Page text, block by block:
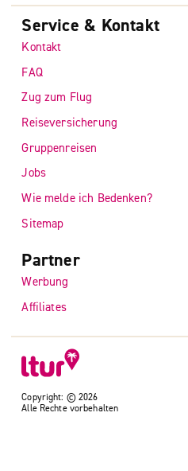
Copyright: © 2026
Alle Rechte vorbehalten
Service & Kontakt
Kontakt
FAQ
Zug zum Flug
Reiseversicherung
Gruppenreisen
Jobs
Wie melde ich Bedenken?
Sitemap
Partner
Werbung
Affiliates